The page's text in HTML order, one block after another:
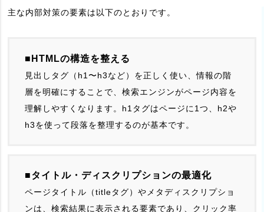
主な内部対策の要素は以下のとおりです。
■HTMLの構造を整える
見出しタグ（h1〜h3など）を正しく使い、情報の階
層を明確にすることで、検索エンジンがページ内容を
理解しやすくなります。h1タグはページに1つ、h2や
h3を使って段落を整理するのが基本です。
■タイトル・ディスクリプションの最適化
ページタイトル（titleタグ）やメタディスクリプショ
ンは、検索結果に表示される要素であり、クリック率